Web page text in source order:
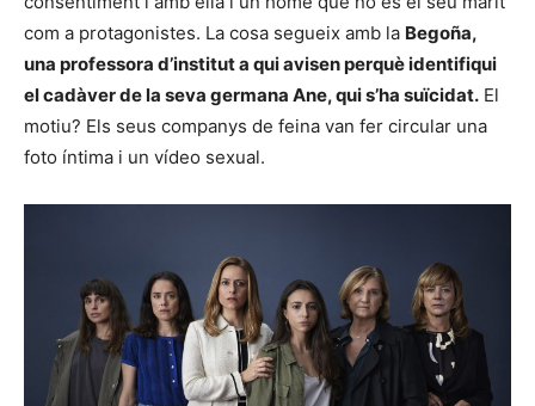
com a protagonistes. La cosa segueix amb la Begoña,
una professora d’institut a qui avisen perquè identifiqui
el cadàver de la seva germana Ane, qui s’ha suïcidat. El
motiu? Els seus companys de feina van fer circular una
foto íntima i un vídeo sexual.